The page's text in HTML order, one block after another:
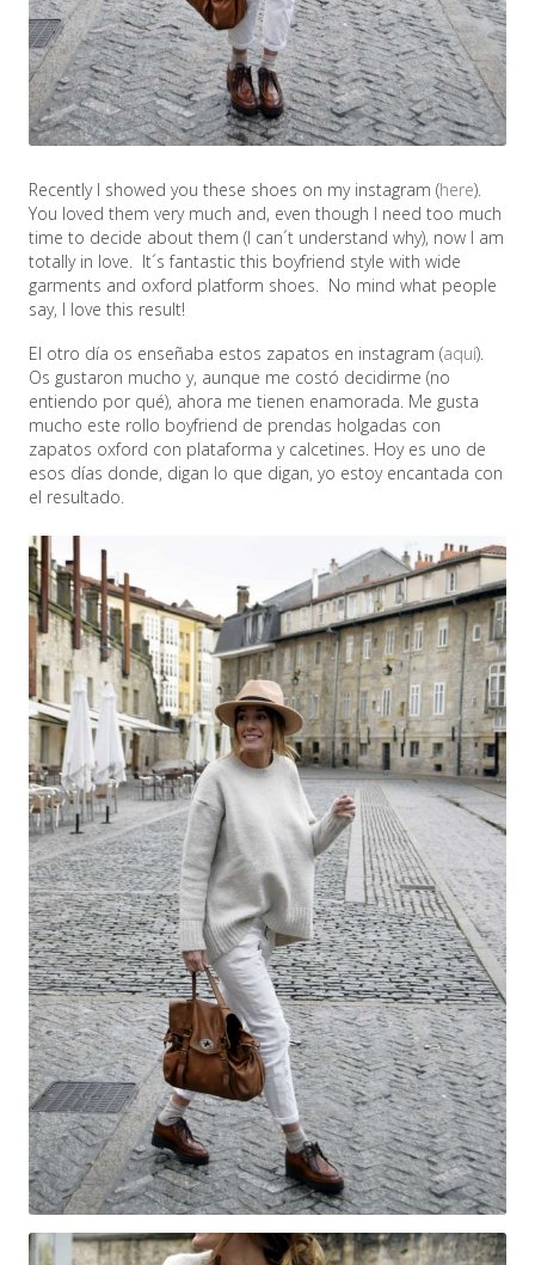
Recently I showed you these shoes on my instagram (here).
You loved them very much and, even though I need too much
time to decide about them (I can´t understand why), now I am
totally in love. It´s fantastic this boyfriend style with wide
garments and oxford platform shoes. No mind what people
say, I love this result!
El otro día os enseñaba estos zapatos en instagram (aquí).
Os gustaron mucho y, aunque me costó decidirme (no
entiendo por qué), ahora me tienen enamorada. Me gusta
mucho este rollo boyfriend de prendas holgadas con
zapatos oxford con plataforma y calcetines. Hoy es uno de
esos días donde, digan lo que digan, yo estoy encantada con
el resultado.